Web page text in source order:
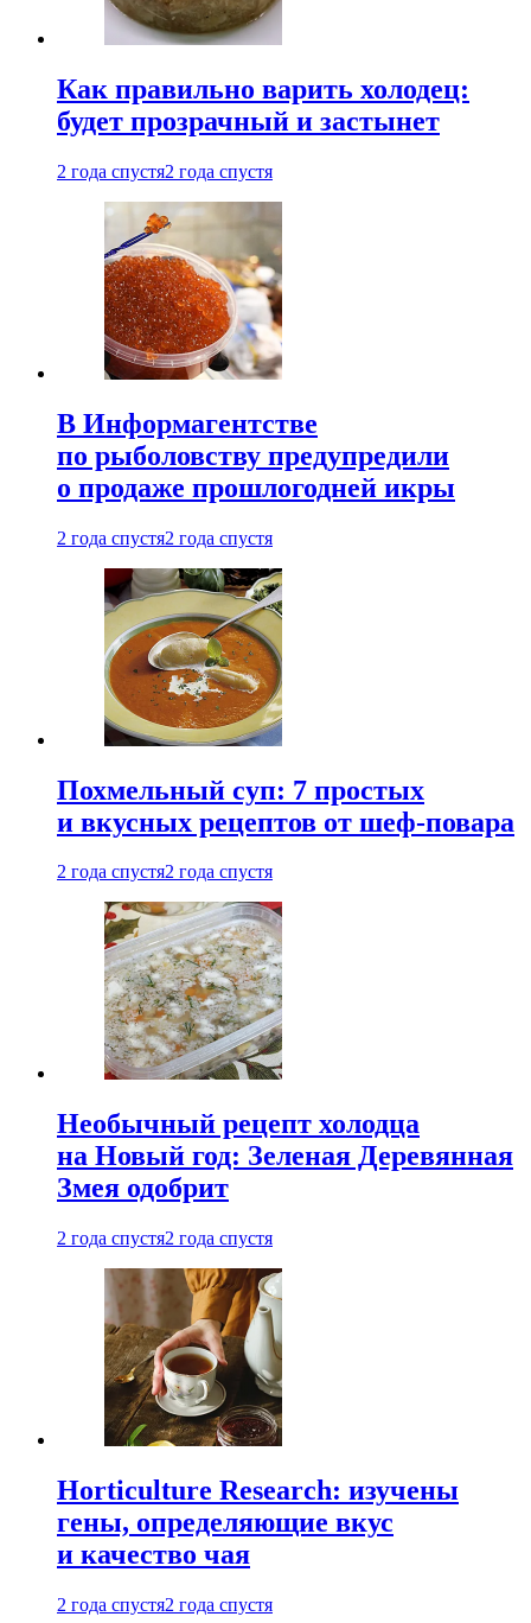
Как правильно варить холодец:
будет прозрачный и застынет
2 года спустя2 года спустя
В Информагентстве
по рыболовству предупредили
о продаже прошлогодней икры
2 года спустя2 года спустя
Похмельный суп: 7 простых
и вкусных рецептов от шеф-повара
2 года спустя2 года спустя
Необычный рецепт холодца
на Новый год: Зеленая Деревянная
Змея одобрит
2 года спустя2 года спустя
Horticulture Research: изучены
гены, определяющие вкус
и качество чая
2 года спустя2 года спустя